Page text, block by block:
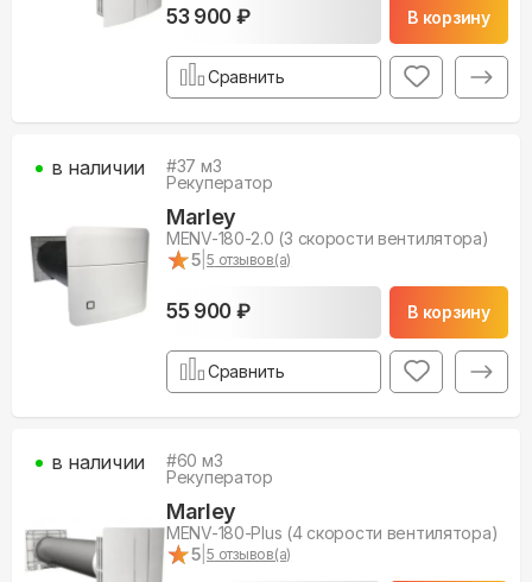
53 900 ₽ В корзину
Сравнить
#37 м3
Рекуператор
Marley
MENV-180-2.0 (3 скорости вентилятора)
★
★5 |5 отзывов(а)
55 900 ₽ В корзину
в наличии
Сравнить
#60 м3
Рекуператор
Marley
MENV-180-Plus (4 скорости вентилятора)
★
★5 |5 отзывов(а)
в наличии